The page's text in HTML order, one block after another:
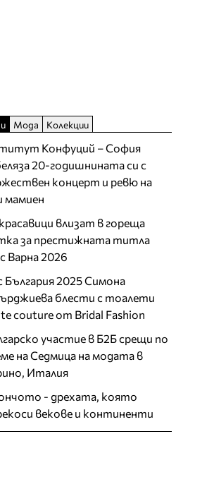
Мода Колекции
Конфуций – София
20-годишнината си с
концерт и ревю на
мамиен
влизат в гореща
за престижната титла
Варна 2026
България 2025 Симона
блести с тоалети
couture от Bridal Fashion
участие в Б2Б срещи по
на Седмица на модата в
Италия
- дрехата, която
векове и континенти